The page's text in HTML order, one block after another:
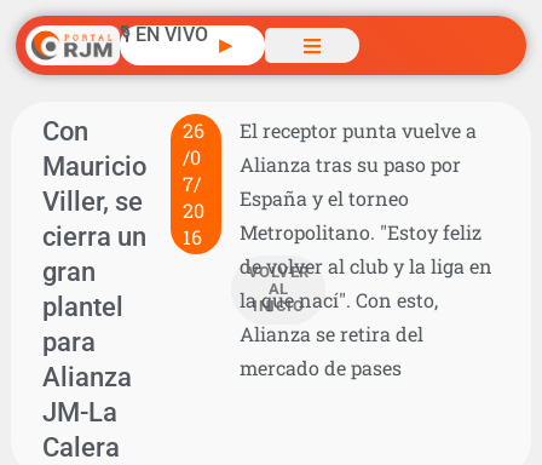
🎙️ EN VIVO ▶
Con
Mauricio
Viller, se
cierra un
gran
plantel
para
Alianza
JM-La
Calera
26
/0
7/
20
16
VOLVER
AL
INICIO
El receptor punta vuelve a
Alianza tras su paso por
España y el torneo
Metropolitano. "Estoy feliz
de volver al club y la liga en
la que nací". Con esto,
Alianza se retira del
mercado de pases